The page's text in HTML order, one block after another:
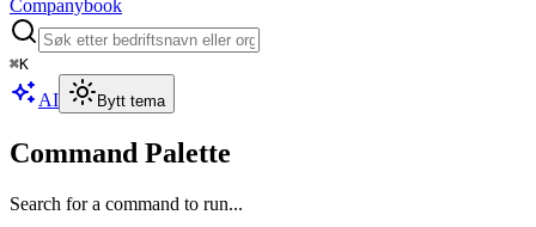
Companybook
⌘K
AI Bytt tema
Command Palette
Search for a command to run...